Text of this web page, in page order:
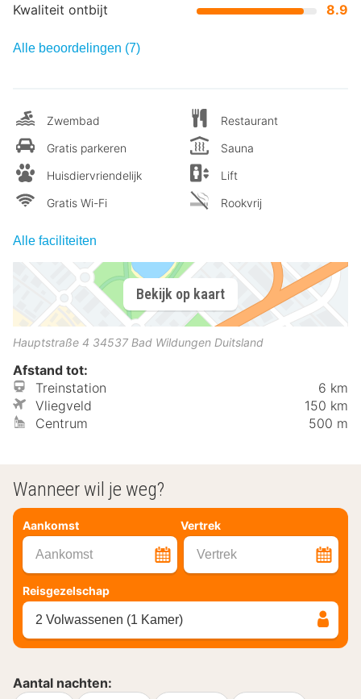
Kwaliteit ontbijt
8.9
Alle beoordelingen (7)
Zwembad
Gratis parkeren
Huisdiervriendelijk
Gratis Wi-Fi
Restaurant
Sauna
Lift
Rookvrij
Alle faciliteiten
Bekijk op kaart
Hauptstraße 4 34537 Bad Wildungen Duitsland
Afstand tot:
Treinstation
6 km
Vliegveld
150 km
Centrum
500 m
Wanneer wil je weg?
Aankomst Vertrek
Aankomst Vertrek
Reisgezelschap
2 Volwassenen (1 Kamer)
Aantal nachten: